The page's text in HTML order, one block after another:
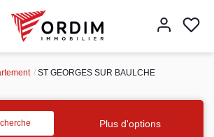
ST GEORGES SUR BAULCHE
Plus d'options